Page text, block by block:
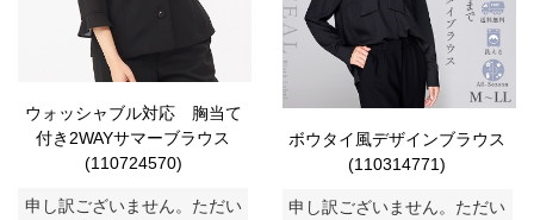
ウォッシャブル対応 胸当て
付き2WAYサマーブラウス
(110724570)
申し訳ございません。ただい
ボウタイ風デザインブラウス
(110314771)
申し訳ございません。ただい